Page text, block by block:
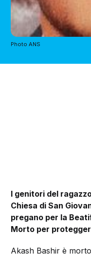
Photo ANS
I genitori del
Chiesa di San
pregano per la
Morto per
Akash Bashir è